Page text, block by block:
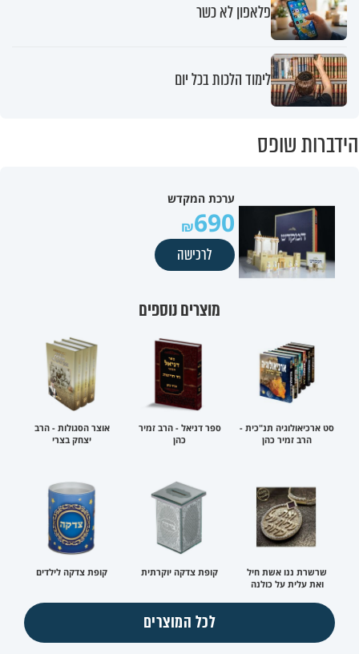
פלאפון לא כשר
לימוד הלכות בכל יום
הידברות שופס
ערכת המקדש
690
לרכישה
מוצרים נוספים
סט ארכיאולוגיה תנ"כית -
הרב זמיר כהן
ספר דניאל - הרב זמיר
כהן
אוצר הסגולות - הרב
יצחק בצרי
שרשרת ננו אשת חיל
ואת עלית על כולנה
קופת צדקה יוקרתית קופת צדקה לילדים
לכל המוצרים